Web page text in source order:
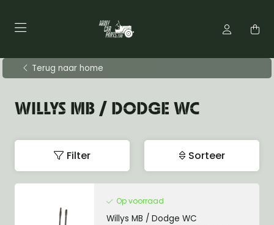
Terug naar home
WILLYS MB / DODGE WC
Filter Sorteer
Op voorraad
Willys MB / Dodge WC